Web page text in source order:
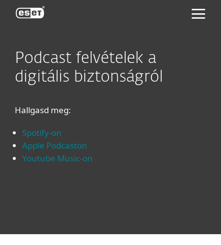
Podcast felvételek a
digitális biztonságról
Hallgasd meg:
Spotify-on
Apple Podcaston
Youtube Music-on
ESET